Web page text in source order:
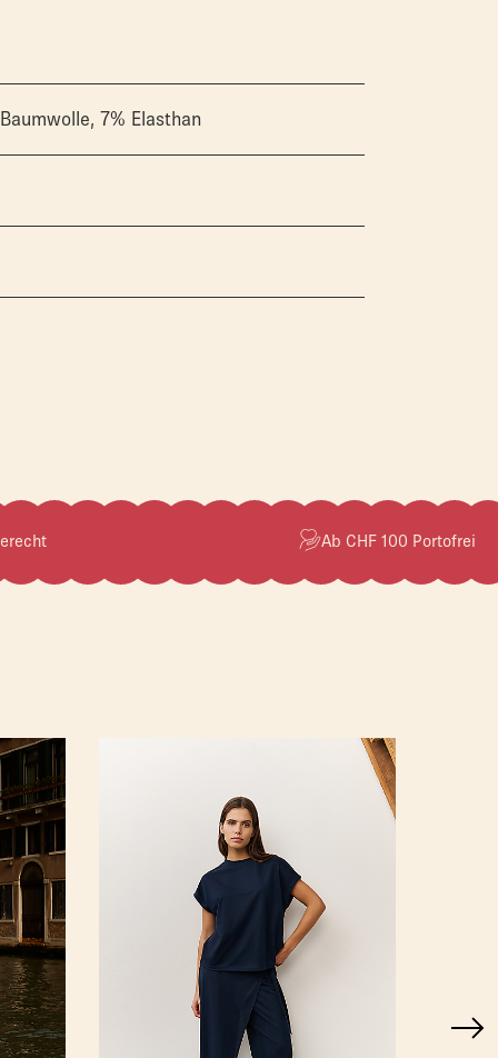
7% Elasthan
Ab CHF 100 Portofrei